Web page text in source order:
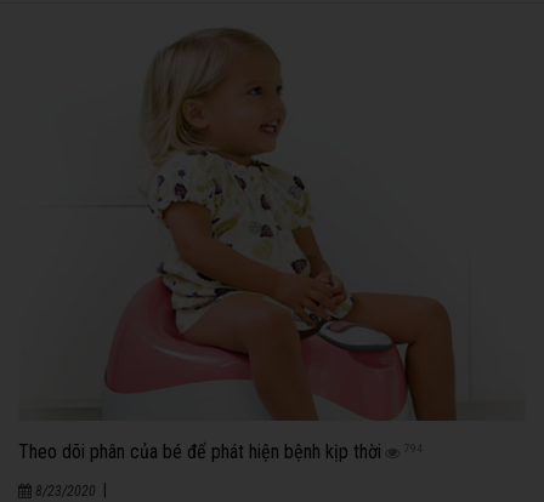
Theo dõi phân của bé để phát hiện bệnh kịp thời 794
8/23/2020